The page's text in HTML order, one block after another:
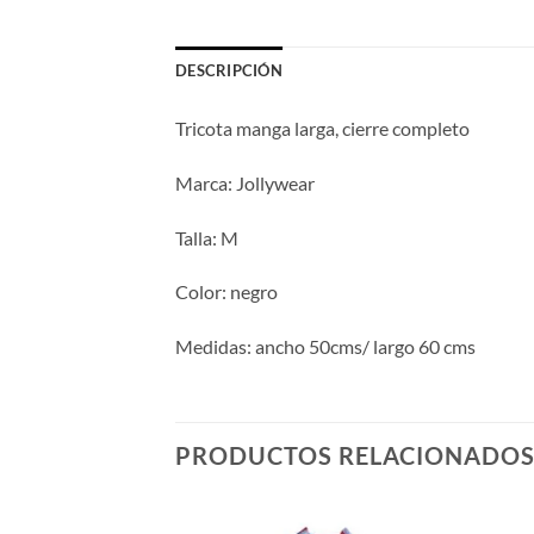
DESCRIPCIÓN
Tricota manga larga, cierre completo
Marca: Jollywear
Talla: M
Color: negro
Medidas: ancho 50cms/ largo 60 cms
PRODUCTOS RELACIONADOS